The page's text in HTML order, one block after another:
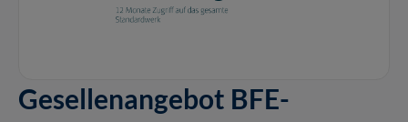
Gesellenangebot BFE-